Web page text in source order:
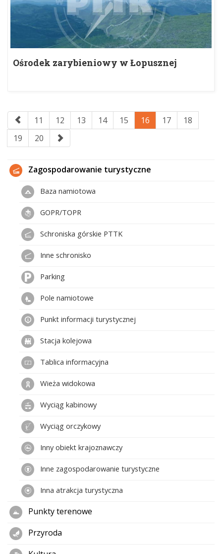
Ośrodek zarybieniowy w Łopusznej
11 12 13 14 15 16 17
18
19
20
Zagospodarowanie turystyczne
Baza namiotowa
GOPR/TOPR
Schroniska górskie PTTK
Inne schronisko
Parking
Pole namiotowe
Punkt informacji turystycznej
Stacja kolejowa
Tablica informacyjna
Wieża widokowa
Wyciąg kabinowy
Wyciąg orczykowy
Inny obiekt krajoznawczy
Inne zagospodarowanie turystyczne
Inna atrakcja turystyczna
Punkty terenowe
Przyroda